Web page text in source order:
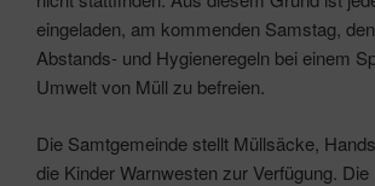
eingeladen, am kommenden Samstag,
Abstands- und Hygieneregeln bei einem
Umwelt von Müll zu befreien.
Die Samtgemeinde stellt Müllsäcke,
die Kinder Warnwesten zur Verfügung.